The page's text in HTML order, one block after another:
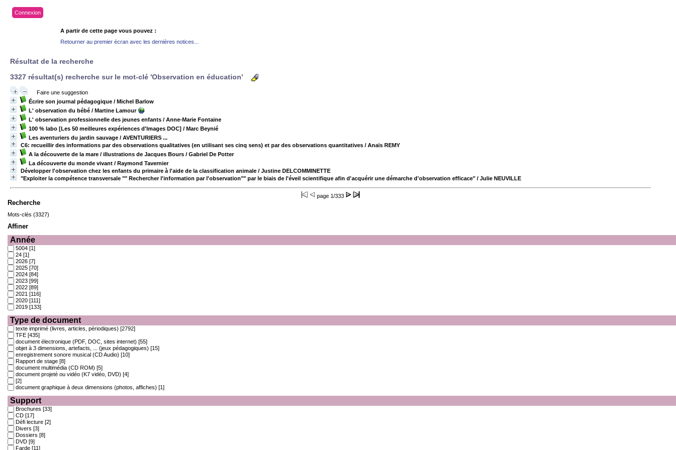
Connexion
A partir de cette page vous pouvez :
Retourner au premier écran avec les dernières notices...
Résultat de la recherche
3327 résultat(s) recherche sur le mot-clé 'Observation en éducation'
Faire une suggestion
Écrire son journal pédagogique / Michel Barlow
L' observation du bébé / Martine Lamour
L' observation professionnelle des jeunes enfants / Anne-Marie Fontaine
100 % labo [Les 50 meilleures expériences d'Images DOC] / Marc Beynié
Les aventuriers du jardin sauvage / AVENTURIERS ...
C6: recueillir des informations par des observations qualitatives (en utilisant ses cinq sens) et par des observations quantitatives / Anaïs REMY
A la découverte de la mare / illustrations de Jacques Bours / Gabriel De Potter
La découverte du monde vivant / Raymond Tavernier
Développer l'observation chez les enfants du primaire à l'aide de la classification animale / Justine DELCOMMINETTE
"Exploiter la compétence transversale "" Rechercher l'information par l'observation"" par le biais de l'éveil scientifique afin d'acquérir une démarche d'observation efficace" / Julie NEUVILLE
page 1/333
Recherche
Mots-clés (3327)
Affiner
Année
5004 [1]
24 [1]
2026 [7]
2025 [70]
2024 [84]
2023 [99]
2022 [89]
2021 [116]
2020 [111]
2019 [133]
Type de document
texte imprimé (livres, articles, périodiques) [2792]
TFE [435]
document électronique (PDF, DOC, sites internet) [55]
objet à 3 dimensions, artefacts, ... (jeux pédagogiques) [15]
enregistrement sonore musical (CD Audio) [10]
Rapport de stage [8]
document multimédia (CD ROM) [5]
document projeté ou vidéo (K7 vidéo, DVD) [4]
[2]
document graphique à deux dimensions (photos, affiches) [1]
Support
Brochures [33]
CD [17]
Défi lecture [2]
Divers [3]
Dossiers [8]
DVD [9]
Farde [11]